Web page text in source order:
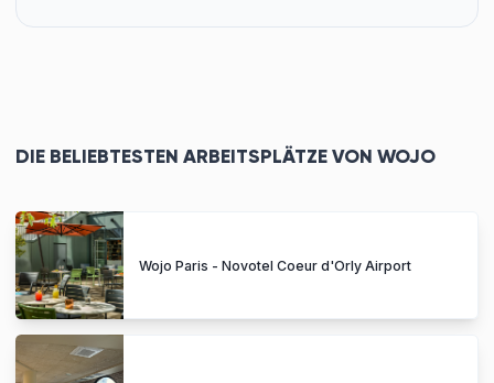
DIE BELIEBTESTEN ARBEITSPLÄTZE VON WOJO
Wojo Paris - Novotel Coeur d'Orly Airport